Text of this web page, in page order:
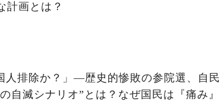
計画とは？
人排除か？」―歴史的惨敗の参院選、自民
自滅シナリオ”とは？なぜ国民は『痛み』